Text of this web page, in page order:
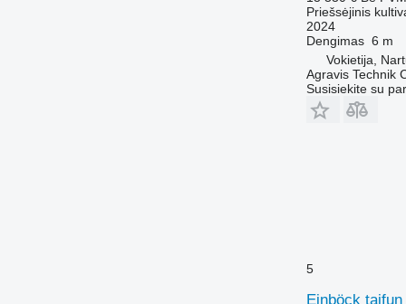
Priešsėjinis
2024
Dengimas 6 m
Vokietija,
Agravis Technik
Susisiekite su
5
Einböck taifun